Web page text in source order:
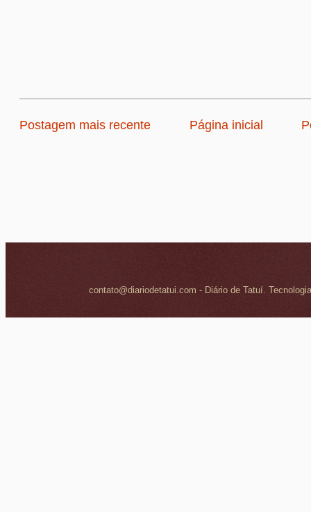
Postagem mais recente Página inicial
contato@diariodetatui.com - Diário de Tatuí.